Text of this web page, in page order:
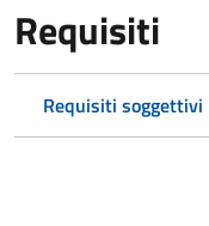
Requisiti
Requisiti soggettivi